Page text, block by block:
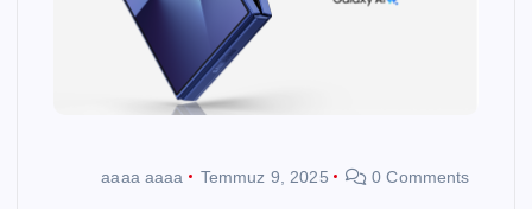
aaaa aaaa Temmuz 9, 2025 0 Comments